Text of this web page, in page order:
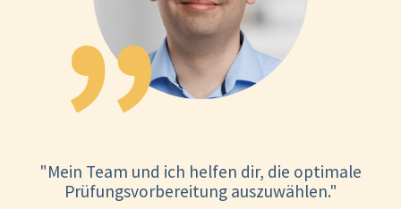
"Mein Team und ich helfen dir, die optimale
Prüfungsvorbereitung auszuwählen."